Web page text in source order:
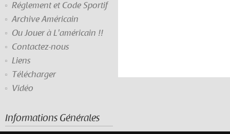
Réglement et Code Sportif
Archive Américain
Ou Jouer à L'américain !!
Contactez-nous
Liens
Télécharger
Vidéo
Informations Générales